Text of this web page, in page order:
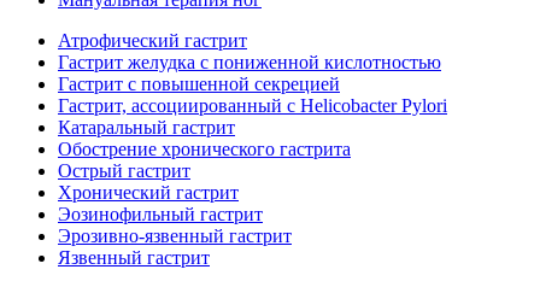
Атрофический гастрит
Гастрит желудка с пониженной кислотностью
Гастрит с повышенной секрецией
Гастрит, ассоциированный с Helicobacter Pylori
Катаральный гастрит
Обострение хронического гастрита
Острый гастрит
Хронический гастрит
Эозинофильный гастрит
Эрозивно-язвенный гастрит
Язвенный гастрит